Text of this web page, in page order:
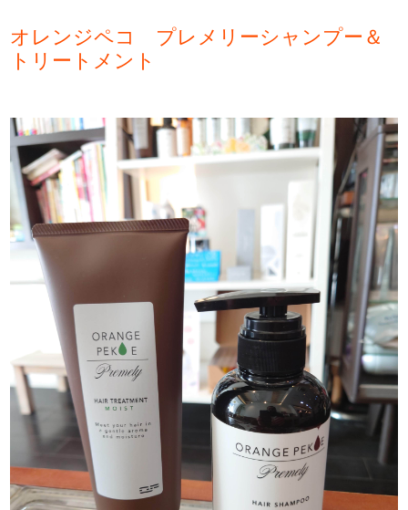
オレンジペコ プレメリーシャンプー＆
トリートメント